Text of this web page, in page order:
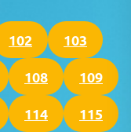
102 103
108 109
114 115